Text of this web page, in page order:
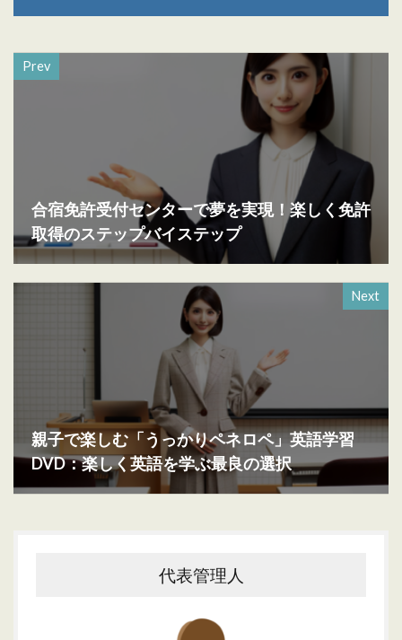
Prev
合宿免許受付センターで夢を実現！楽しく免許
取得のステップバイステップ
Next
親子で楽しむ「うっかりペネロペ」英語学習
DVD：楽しく英語を学ぶ最良の選択
代表管理人